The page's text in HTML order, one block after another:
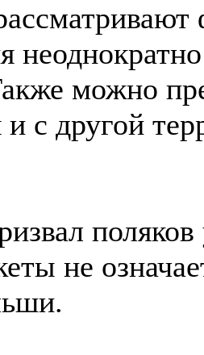
можно
с другой
поляков
не